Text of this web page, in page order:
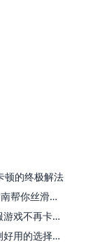
顿的终极解法
海外党打枪神纪卡成PPT？这篇加速器选择指南帮你丝滑上分
美国打我的起源加速器下载指南：海外玩国服游戏不再卡的终极方案
江南百景图国外加速器有哪些？海外玩家亲测好用的选择与避坑指南